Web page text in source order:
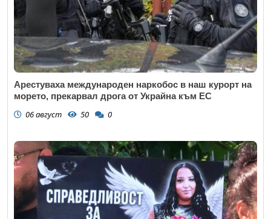
Арестуваха международен наркобос в наш курорт на
морето, прекарвал дрога от Украйна към ЕС
06 август 50 0